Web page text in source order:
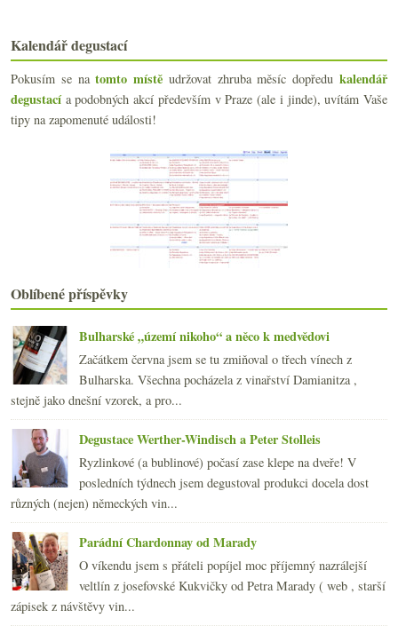
Anglické bubliny, německý Ryzlink, obludná Barbera...
Dvakrát mladý Juhfark
►června(18)
►května(20)
►dubna(18)
►2012(254)
►2010(249)
►2009(249)
►2008(270)
►2007(108)
Kalendář degustací
Pokusím se natomto místě udržovat zhruba měsíc dopředukalendář
degustacía podobných akcí především v Praze (ale i jinde), uvítám Vaše
tipy na zapomenuté události!
Oblíbené příspěvky
Bulharské „území nikoho“ a něco k medvědovi
Začátkem června jsem se tu zmiňoval o třech vínech z
Bulharska. Všechna pocházela z vinařství Damianitza ,
stejně jako dnešní vzorek, a pro...
Degustace Werther-Windisch a Peter Stolleis
Ryzlinkové (a bublinové) počasí zase klepe na dveře! V
posledních týdnech jsem degustoval produkci docela dost
různých (nejen) německých vin...
Parádní Chardonnay od Marady
O víkendu jsem s přáteli popíjel moc příjemný nazrálejší
veltlín z josefovské Kukvičky od Petra Marady ( web , starší
zápisek z návštěvy vin...